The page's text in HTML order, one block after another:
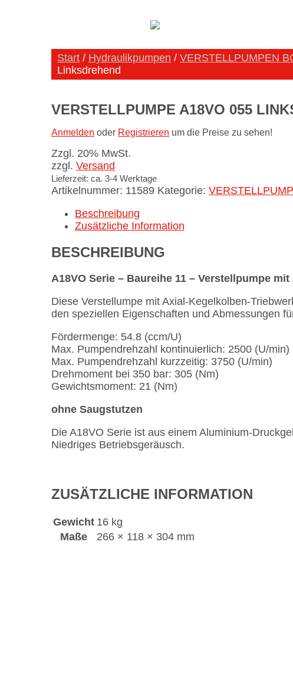
Start / Hydraulikpumpen / VERSTELLPUMPEN
Linksdrehend
VERSTELLPUMPE A18VO 055
Anmelden oder Registrieren um die Preise zu sehen!
Zzgl. 20% MwSt.
zzgl. Versand
Lieferzeit: ca. 3-4 Werktage
Artikelnummer: 11589 Kategorie:
Beschreibung
Zusätzliche Information
BESCHREIBUNG
A18VO Serie – Baureihe 11 – Verstellpumpe mit
Diese Verstellumpe mit Axial-Kegelkolben-
den speziellen Eigenschaften und Abmessungen
Fördermenge: 54.8 (ccm/U)
Max. Pumpendrehzahl kontinuierlich: 2500 (U/min)
Max. Pumpendrehzahl kurzzeitig: 3750 (U/min)
Drehmoment bei 350 bar: 305 (Nm)
Gewichtsmoment: 21 (Nm)
ohne Saugstutzen
Die A18VO Serie ist aus einem Aluminium-
Niedriges Betriebsgeräusch.
ZUSÄTZLICHE INFORMATION
Gewicht 16 kg
Maße
266 × 118 × 304 mm